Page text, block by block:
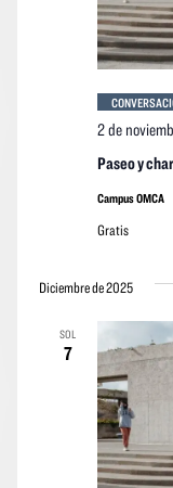
Paseo y
2 de
Campus OMCA
Gratis
Diciembre de 2025
SOL
7